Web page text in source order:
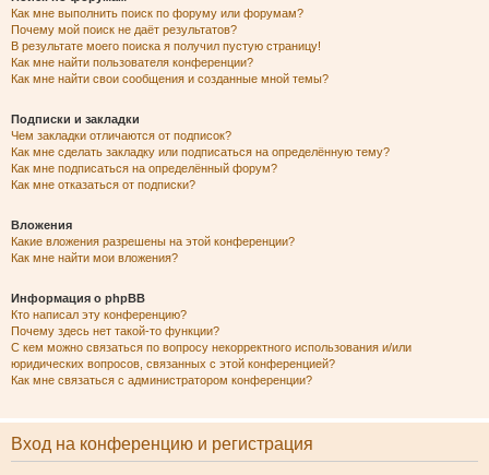
Как мне выполнить поиск по форуму или форумам?
Почему мой поиск не даёт результатов?
В результате моего поиска я получил пустую страницу!
Как мне найти пользователя конференции?
Как мне найти свои сообщения и созданные мной темы?
Подписки и закладки
Чем закладки отличаются от подписок?
Как мне сделать закладку или подписаться на определённую тему?
Как мне подписаться на определённый форум?
Как мне отказаться от подписки?
Вложения
Какие вложения разрешены на этой конференции?
Как мне найти мои вложения?
Информация о phpBB
Кто написал эту конференцию?
Почему здесь нет такой-то функции?
С кем можно связаться по вопросу некорректного использования и/или
юридических вопросов, связанных с этой конференцией?
Как мне связаться с администратором конференции?
Вход на конференцию и регистрация